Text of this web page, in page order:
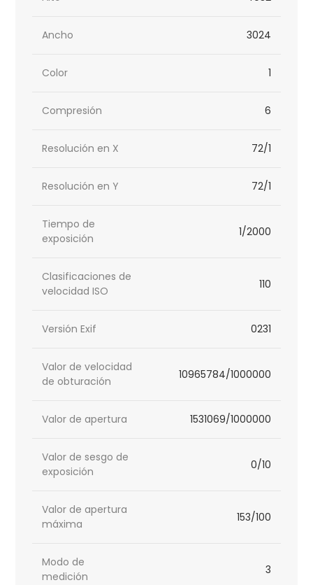
Ancho 3024
Color 1
Compresión 6
Resolución en X 72/1
Resolución en Y 72/1
Tiempo de
exposición
1/2000
Clasificaciones de
velocidad ISO
110
Versión Exif 0231
Valor de velocidad
de obturación
10965784/1000000
Valor de apertura 1531069/1000000
Valor de sesgo de
exposición
0/10
Valor de apertura
máxima
153/100
Modo de
medición
3